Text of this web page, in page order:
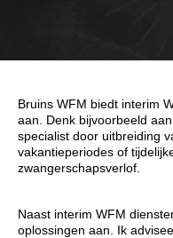
Bruins WFM biedt interim
aan. Denk bijvoorbeeld
specialist door uitbreiding
vakantieperiodes of
zwangerschapsverlof.
Naast interim WFM
oplossingen aan. Ik